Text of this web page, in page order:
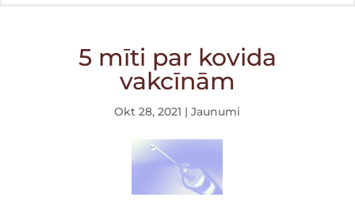
5 mīti par kovida
vakcīnām
Okt 28, 2021 |Jaunumi